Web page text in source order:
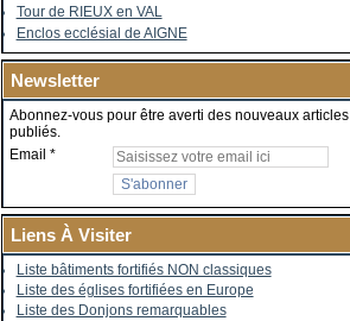
Tour de RIEUX en VAL
Enclos ecclésial de AIGNE
Newsletter
Abonnez-vous pour être averti des nouveaux articles
publiés.
Email
Liens À Visiter
Liste bâtiments fortifiés NON classiques
Liste des églises fortifiées en Europe
Liste des Donjons remarquables